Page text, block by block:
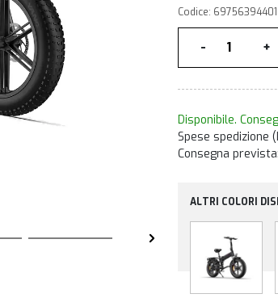
Codice:
- +
Disponibile.
Spese spedizione
Consegna prevista:
ALTRI COLORI